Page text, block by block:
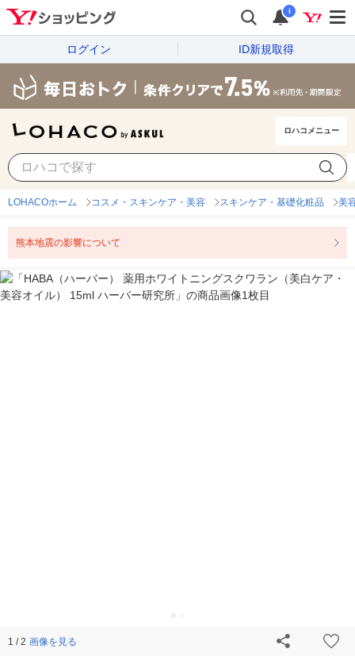
i
ログイン ID新規取得
ロハコメニュー
LOHACOホーム コスメ・スキンケア・美容 スキンケア・基礎化粧品 美
熊本地震の影響について
1 / 2 画像を見る